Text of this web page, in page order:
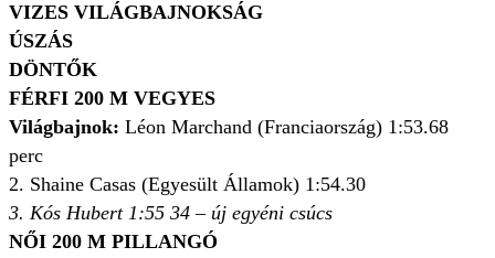
VIZES VILÁGBAJNOKSÁG
ÚSZÁS
DÖNTŐK
FÉRFI 200 M VEGYES
Világbajnok: Léon Marchand (Franciaország) 1:53.68
perc
2. Shaine Casas (Egyesült Államok) 1:54.30
3. Kós Hubert 1:55 34 – új egyéni csúcs
NŐI 200 M PILLANGÓ